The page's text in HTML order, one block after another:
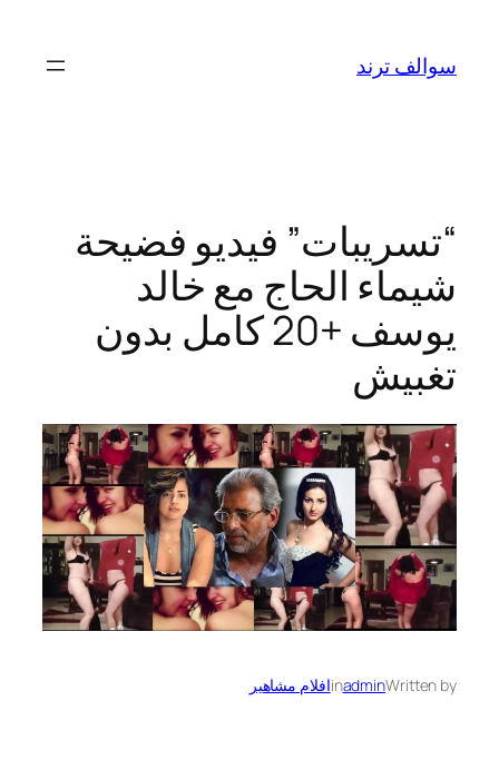
المحتوى
سوالف ترند
“تسريبات” فيديو فضيحة
شيماء الحاج مع خالد
يوسف +20 كامل بدون
تغبيش
Written by
admin
inافلام مشاهير